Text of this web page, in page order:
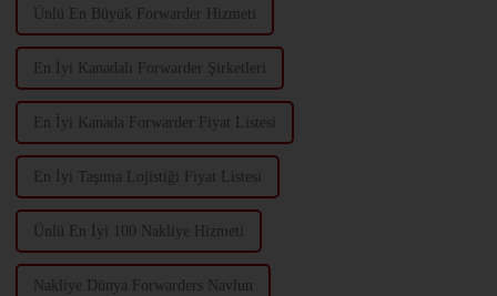
Ünlü En Büyük Forwarder Hizmeti
En İyi Kanadalı Forwarder Şirketleri
En İyi Kanada Forwarder Fiyat Listesi
En İyi Taşıma Lojistiği Fiyat Listesi
Ünlü En İyi 100 Nakliye Hizmeti
Nakliye Dünya Forwarders Navlun